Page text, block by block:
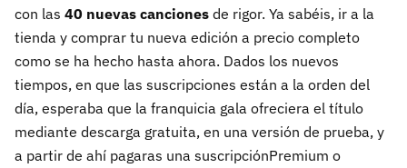
con las 40 nuevas canciones de rigor. Ya sabéis, ir a la
tienda y comprar tu nueva edición a precio completo
como se ha hecho hasta ahora. Dados los nuevos
tiempos, en que las suscripciones están a la orden del
día, esperaba que la franquicia gala ofreciera el título
mediante descarga gratuita, en una versión de prueba, y
a partir de ahí pagaras una suscripciónPremium o